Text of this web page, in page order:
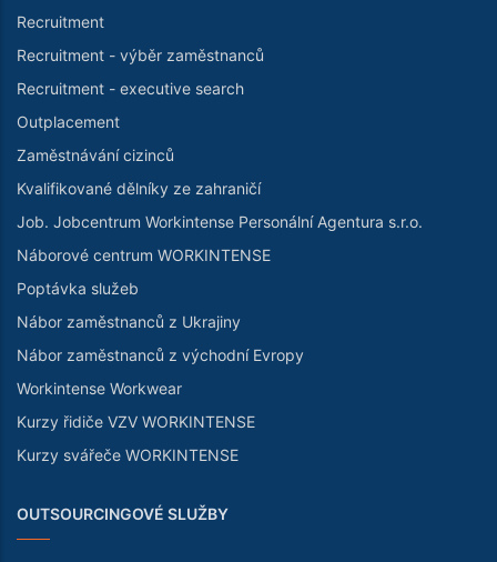
Recruitment
Recruitment - výběr zaměstnanců
Recruitment - executive search
Outplacement
Zaměstnávání cizinců
Kvalifikované dělníky ze zahraničí
Job. Jobcentrum Workintense Personální Agentura s.r.o.
Náborové centrum WORKINTENSE
Poptávka služeb
Nábor zaměstnanců z Ukrajiny
Nábor zaměstnanců z východní Evropy
Workintense Workwear
Kurzy řidiče VZV WORKINTENSE
Kurzy svářeče WORKINTENSE
OUTSOURCINGOVÉ SLUŽBY